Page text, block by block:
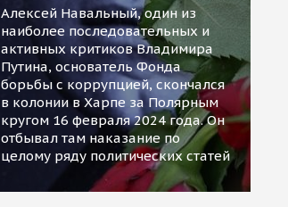
Алексей Навальный, один из
наиболее последовательных и
активных критиков Владимира
Путина, основатель Фонда
борьбы с коррупцией, скончался
в колонии в Харпе за Полярным
кругом 16 февраля 2024 года. Он
отбывал там наказание по
целому ряду политических статей